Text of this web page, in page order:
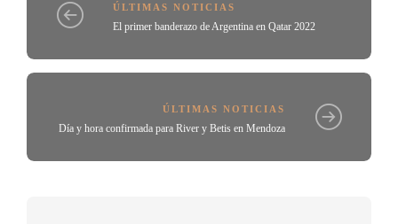
ÚLTIMAS NOTICIAS
El primer banderazo de Argentina en Qatar 2022
ÚLTIMAS NOTICIAS
Día y hora confirmada para River y Betis en Mendoza